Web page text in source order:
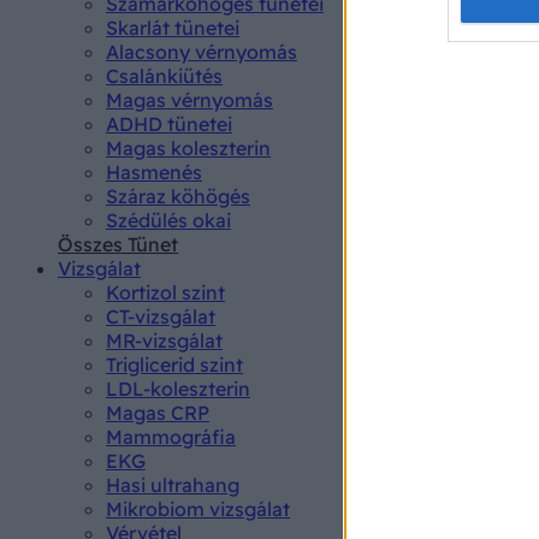
Skarlát tünetei
Alacsony vérnyomás
Csalánkiütés
Magas vérnyomás
ADHD tünetei
Magas koleszterin
Hasmenés
Száraz köhögés
Szédülés okai
Összes Tünet
Vizsgálat
Kortizol szint
CT-vizsgálat
MR-vizsgálat
Triglicerid szint
LDL-koleszterin
Magas CRP
Mammográfia
EKG
Hasi ultrahang
Mikrobiom vizsgálat
Vérvétel